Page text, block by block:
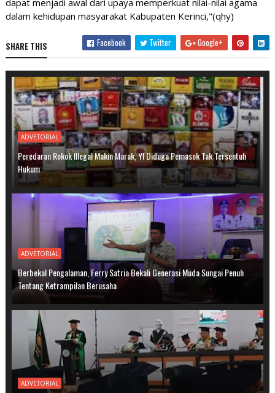
dapat menjadi awal dari upaya memperkuat nilai-nilai agama
dalam kehidupan masyarakat Kabupaten Kerinci,"(qhy)
SHARE THIS Facebook Twitter Google+
ADVETORIAL
Peredaran Rokok Illegal Makin Marak, YI Diduga Pemasok Tak Tersentuh
Hukum
ADVETORIAL
Berbekal Pengalaman, Ferry Satria Bekali Generasi Muda Sungai Penuh
Tentang Ketrampilan Berusaha
ADVETORIAL